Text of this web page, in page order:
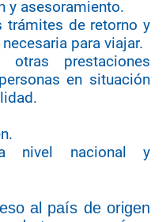
y asesoramiento.
trámites de retorno y
para viajar.
otras prestaciones
en situación
nivel nacional y
al país de origen